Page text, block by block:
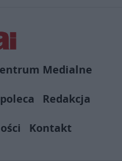
Medialne
Redakcja
Kontakt